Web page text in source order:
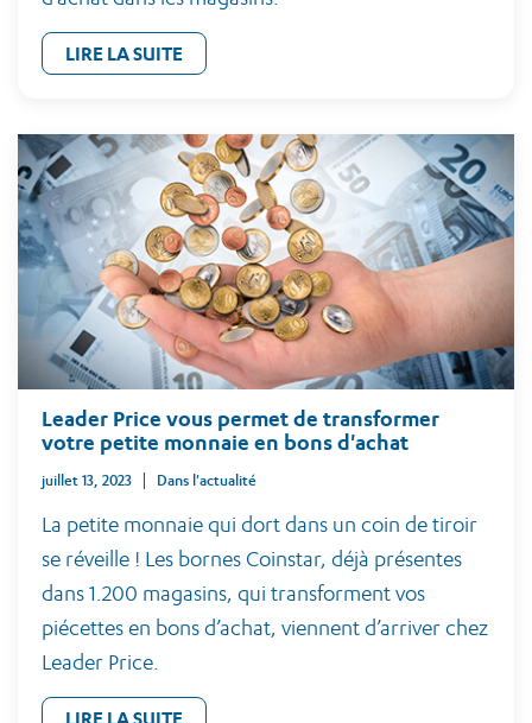
LIRE LA SUITE
Leader Price vous permet de transformer
votre petite monnaie en bons d'achat
juillet 13, 2023 Dans l'actualité
La petite monnaie qui dort dans un coin de tiroir
se réveille ! Les bornes Coinstar, déjà présentes
dans 1.200 magasins, qui transforment vos
piécettes en bons d’achat, viennent d’arriver chez
Leader Price.
LIRE LA SUITE